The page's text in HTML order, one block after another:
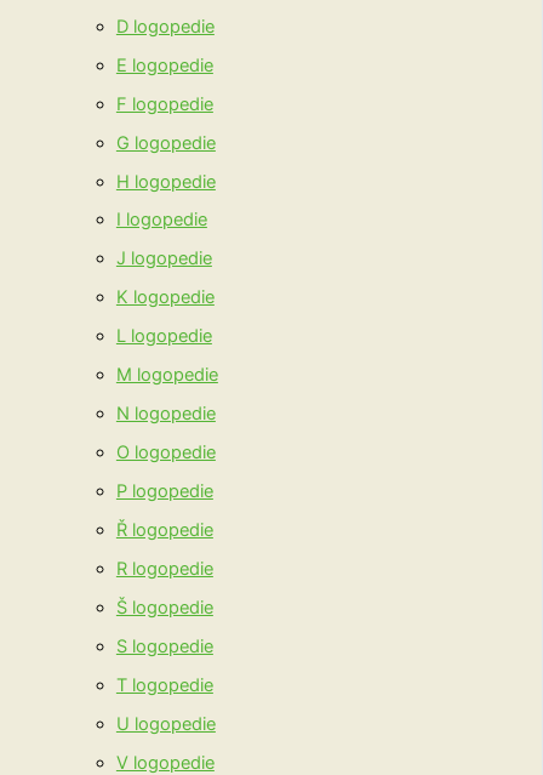
D logopedie
E logopedie
F logopedie
G logopedie
H logopedie
I logopedie
J logopedie
K logopedie
L logopedie
M logopedie
N logopedie
O logopedie
P logopedie
Ř logopedie
R logopedie
Š logopedie
S logopedie
T logopedie
U logopedie
V logopedie